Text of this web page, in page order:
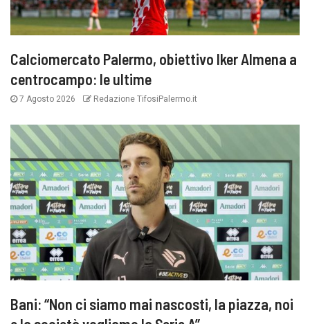
Calciomercato Palermo, obiettivo Iker Almena a
centrocampo: le ultime
7 Agosto 2026 Redazione TifosiPalermo.it
Bani: “Non ci siamo mai nascosti, la piazza, noi